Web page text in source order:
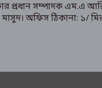
প্রধান সম্পাদক এম.এ
মাসুদ। অফিস